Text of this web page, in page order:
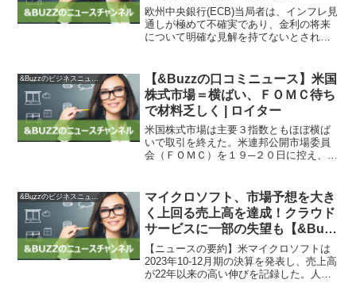
Bloomberg
欧州中央銀行(ECB)当局者は、インフレ見
通しが極めて不確実であり、金利の将来
について明確な見解を持てないとされま
は不確実な環境下でのデータに基づいた
アプローチを維...
&Buzzのビジネスニュース
【&Buzzの口コミニュース】米国
株式市場＝横ばい、ＦＯＭＣ待ち
で材料乏しく | ロイター
米国株式市場は主要３指数ともほぼ横ば
いで取引を終えた。米連邦公開市場委員
会（ＦＯＭＣ）を１９─２０日に控え、取
多いが、今後の金利見通しやパウエル米
連邦準備理事会（ＦＲＢ...
&Buzzのビジネスニュース
マイクロソフト、市場予想を大き
く上回る売上高を達成！クラウド
サービスに一部の失望も【&Buzz
の口コミニュース】
【ニュースの要約】米マイクロソフトは
2023年10-12月期の決算を発表し、売上高
が22年以来の高い伸びを記録した。人工